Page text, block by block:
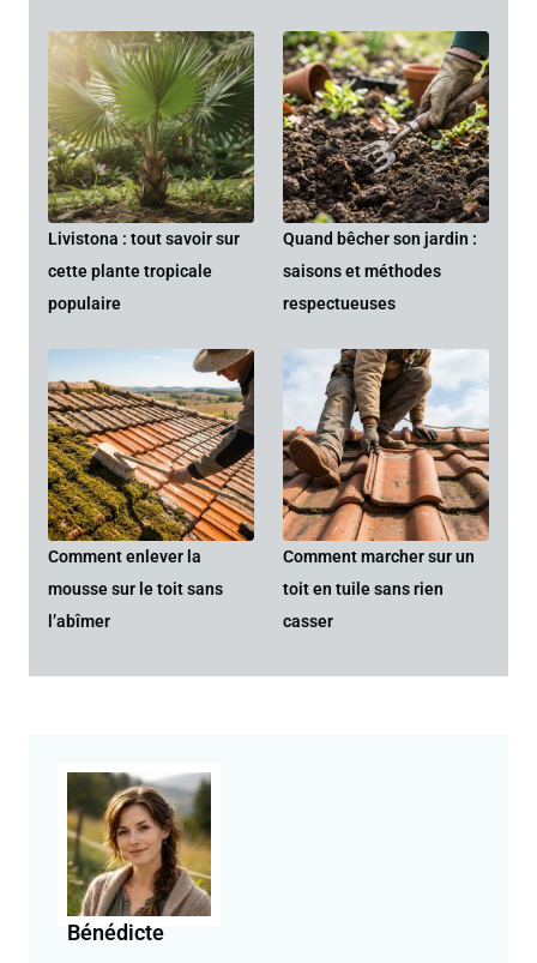
Livistona : tout savoir sur
cette plante tropicale
populaire
Quand bêcher son jardin :
saisons et méthodes
respectueuses
Comment enlever la
mousse sur le toit sans
l’abîmer
Comment marcher sur un
toit en tuile sans rien
casser
Bénédicte